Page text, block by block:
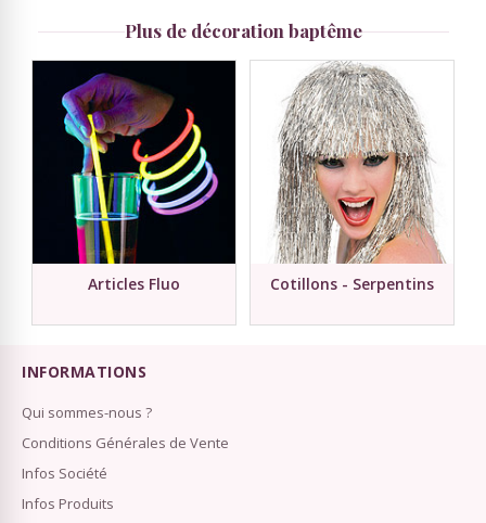
Plus de décoration baptême
Articles Fluo Cotillons - Serpentins
INFORMATIONS
Qui sommes-nous ?
Conditions Générales de Vente
Infos Société
Infos Produits